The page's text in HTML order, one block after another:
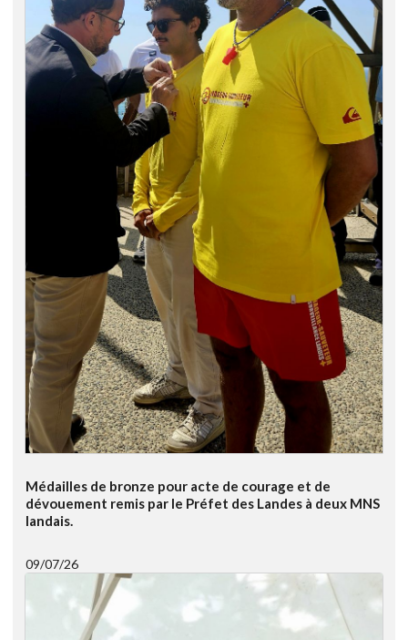
Médailles de bronze pour acte de courage et de
dévouement remis par le Préfet des Landes à deux MNS
landais.
09/07/26